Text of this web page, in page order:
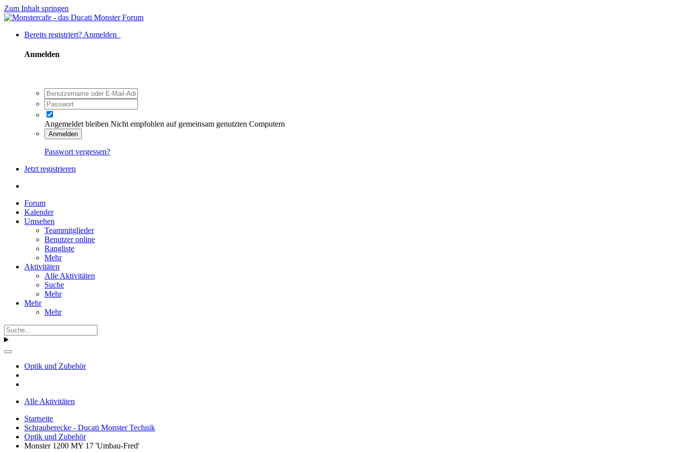
Zum Inhalt springen
Bereits registriert? Anmelden
Anmelden
Angemeldet bleiben Nicht empfohlen auf gemeinsam genutzten Computern
Anmelden
Passwort vergessen?
Jetzt registrieren
Forum
Kalender
Umsehen
Teammitglieder
Benutzer online
Rangliste
Mehr
Aktivitäten
Alle Aktivitäten
Suche
Mehr
Mehr
Mehr
Optik und Zubehör
Alle Aktivitäten
Startseite
Schrauberecke - Ducati Monster Technik
Optik und Zubehör
Monster 1200 MY 17 'Umbau-Fred'